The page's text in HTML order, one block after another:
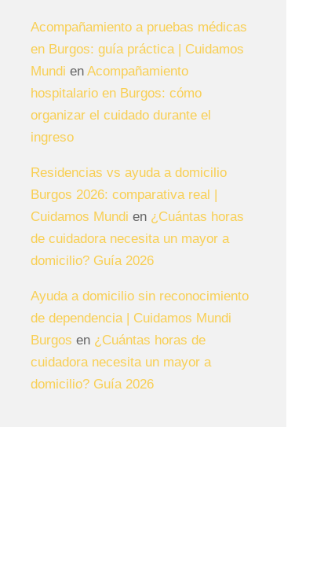
Acompañamiento a pruebas médicas
en Burgos: guía práctica | Cuidamos
Mundi en Acompañamiento
hospitalario en Burgos: cómo
organizar el cuidado durante el
ingreso
Residencias vs ayuda a domicilio
Burgos 2026: comparativa real |
Cuidamos Mundi en ¿Cuántas horas
de cuidadora necesita un mayor a
domicilio? Guía 2026
Ayuda a domicilio sin reconocimiento
de dependencia | Cuidamos Mundi
Burgos en ¿Cuántas horas de
cuidadora necesita un mayor a
domicilio? Guía 2026